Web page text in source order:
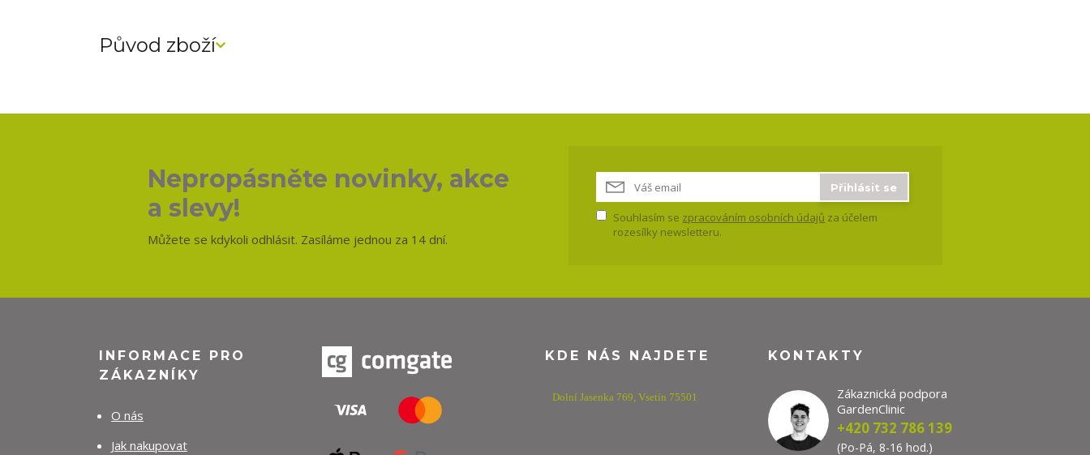
Původ zboží
Nepropásněte novinky, akce
a slevy!
Můžete se kdykoli odhlásit. Zasíláme jednou za 14 dní.
Přihlásit se
Souhlasím se zpracováním osobních údajů za účelem
rozesílky newsletteru.
INFORMACE PRO
ZÁKAZNÍKY
O nás
Jak nakupovat
KDE NÁS NAJDETE
Dolní Jasenka 769, Vsetín 75501
KONTAKTY
Zákaznická podpora
GardenClinic
+420 732 786 139
(Po-Pá, 8-16 hod.)